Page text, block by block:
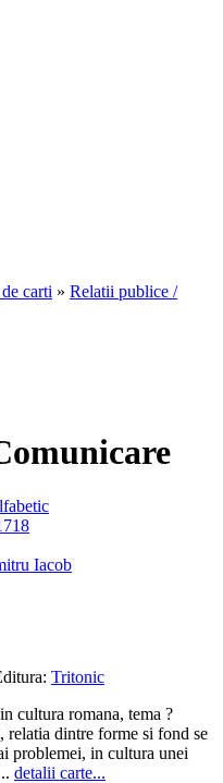
carti » Relatii publice /
18
Tritonic
cultura romana, tema ?
dintre forme si fond se
problemei, in cultura unei
detalii carte...